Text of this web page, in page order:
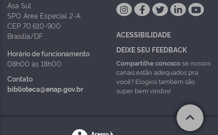
Asa Sul
SPO Área Especial 2-A
CEP 70.610-900
Brasília/DF
Horário de funcionamento
08h00 às 18h00
Contato
biblioteca@enap.gov.br
ACESSIBILIDADE
DEIXE SEU FEEDBACK
Compartilhe conoscose nossos
canais estão adequados pra
você? Elogios também são
super bem vindos!